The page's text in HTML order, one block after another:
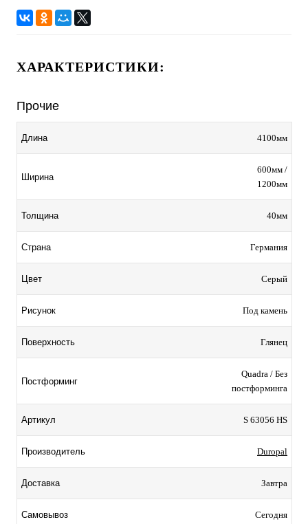
ХАРАКТЕРИСТИКИ:
Прочие
Длина 4100мм
Ширина
600мм /
1200мм
Толщина 40мм
Страна Германия
Цвет Серый
Рисунок Под камень
Поверхность Глянец
Постформинг
Quadra / Без
постформинга
Артикул S 63056 HS
Производитель Duropal
Доставка Завтра
Самовывоз Сегодня